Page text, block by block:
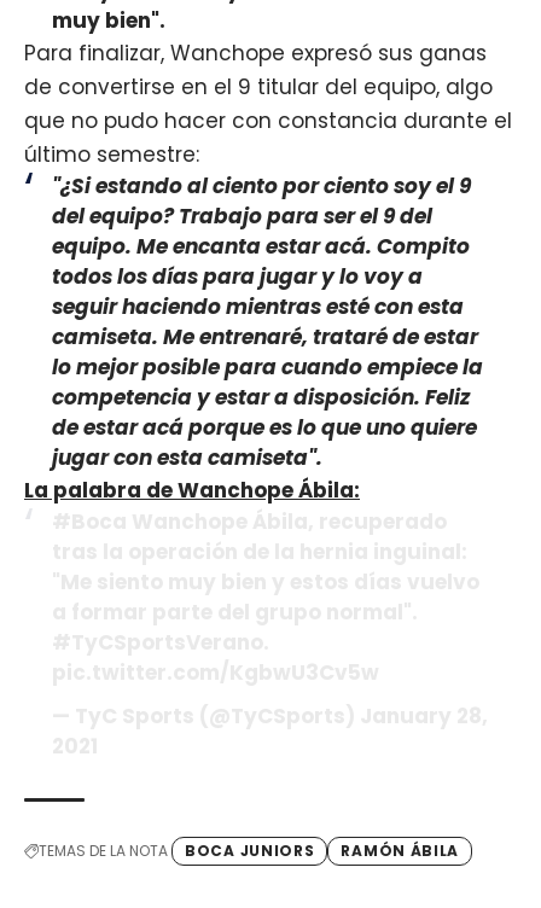
muy bien".
Para finalizar, Wanchope expresó sus ganas
de convertirse en el 9 titular del equipo, algo
que no pudo hacer con constancia durante el
último semestre:
"¿Si estando al ciento por ciento soy el 9
del equipo? Trabajo para ser el 9 del
equipo. Me encanta estar acá. Compito
todos los días para jugar y lo voy a
seguir haciendo mientras esté con esta
camiseta. Me entrenaré, trataré de estar
lo mejor posible para cuando empiece la
competencia y estar a disposición. Feliz
de estar acá porque es lo que uno quiere
jugar con esta camiseta".
La palabra de Wanchope Ábila:
TEMAS DE LA NOTA BOCA JUNIORS RAMÓN ÁBILA